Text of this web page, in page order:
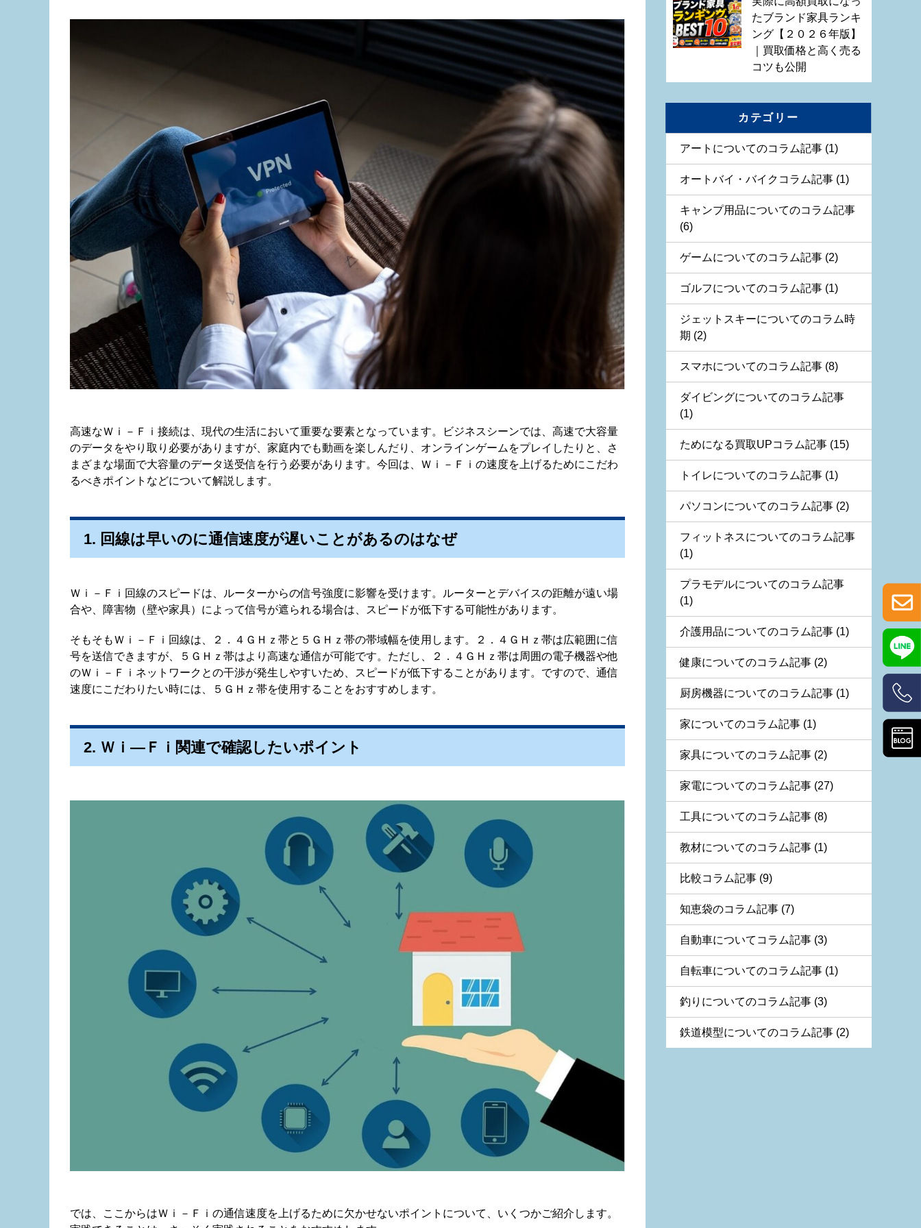
高速なＷｉ－Ｆｉ接続は、現代の生活において重要な要素となっています。ビジネスシーンでは、高速で大容量
のデータをやり取り必要がありますが、家庭内でも動画を楽しんだり、オンラインゲームをプレイしたりと、さ
まざまな場面で大容量のデータ送受信を行う必要があります。今回は、Ｗｉ－Ｆｉの速度を上げるためにこだわ
るべきポイントなどについて解説します。
1. 回線は早いのに通信速度が遅いことがあるのはなぜ
Ｗｉ－Ｆｉ回線のスピードは、ルーターからの信号強度に影響を受けます。ルーターとデバイスの距離が遠い場
合や、障害物（壁や家具）によって信号が遮られる場合は、スピードが低下する可能性があります。
そもそもＷｉ－Ｆｉ回線は、２．４ＧＨｚ帯と５ＧＨｚ帯の帯域幅を使用します。２．４ＧＨｚ帯は広範囲に信
号を送信できますが、５ＧＨｚ帯はより高速な通信が可能です。ただし、２．４ＧＨｚ帯は周囲の電子機器や他
のＷｉ－Ｆｉネットワークとの干渉が発生しやすいため、スピードが低下することがあります。ですので、通信
速度にこだわりたい時には、５ＧＨｚ帯を使用することをおすすめします。
2. Ｗｉ―Ｆｉ関連で確認したいポイント
では、ここからはＷｉ－Ｆｉの通信速度を上げるために欠かせないポイントについて、いくつかご紹介します。
たブランド家具ランキ
ング【２０２６年版】
｜買取価格と高く売る
コツも公開
カテゴリー
アートについてのコラム記事 (1)
オートバイ・バイクコラム記事 (1)
キャンプ用品についてのコラム記事
(6)
ゲームについてのコラム記事 (2)
ゴルフについてのコラム記事 (1)
ジェットスキーについてのコラム時
期 (2)
スマホについてのコラム記事 (8)
ダイビングについてのコラム記事
(1)
ためになる買取UPコラム記事 (15)
トイレについてのコラム記事 (1)
パソコンについてのコラム記事 (2)
フィットネスについてのコラム記事
(1)
プラモデルについてのコラム記事
(1)
介護用品についてのコラム記事 (1)
健康についてのコラム記事 (2)
厨房機器についてのコラム記事 (1)
家についてのコラム記事 (1)
家具についてのコラム記事 (2)
家電についてのコラム記事 (27)
工具についてのコラム記事 (8)
教材についてのコラム記事 (1)
比較コラム記事 (9)
知恵袋のコラム記事 (7)
自動車についてコラム記事 (3)
自転車についてのコラム記事 (1)
釣りについてのコラム記事 (3)
鉄道模型についてのコラム記事 (2)